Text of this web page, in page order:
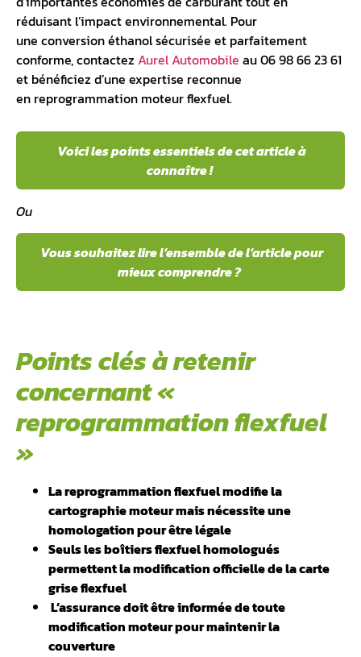
réduisant l’impact environnemental. Pour
une conversion éthanolsécurisée et parfaitement
conforme, contactezAurel Automobile au 06 98 66 23 61
et bénéficiez d’une expertise reconnue
en reprogrammation moteur flexfuel.
Voici les points essentiels de cet article à
connaître !
Ou
Vous souhaitez lire l’ensemble de l’article pour
mieux comprendre ?
Points clés à retenir
concernant «
reprogrammation flexfuel
»
La reprogrammation flexfuel modifie la
cartographie moteur mais nécessite une
homologation pour être légale
Seuls les boîtiers flexfuel homologués
permettent la modification officielle de la carte
grise flexfuel
️ L’assurance doit être informée de toute
modification moteur pour maintenir la
couverture